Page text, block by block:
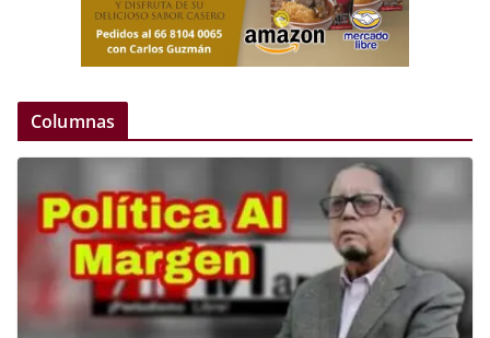
Columnas